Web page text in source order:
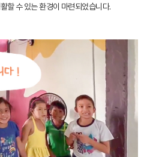
할 수 있는 환경이 마련되었습니다.